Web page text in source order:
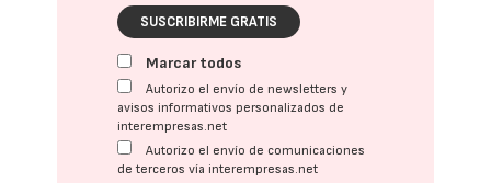
SUSCRIBIRME GRATIS
Marcar todos
Autorizo el envío de newsletters y
avisos informativos personalizados de
interempresas.net
Autorizo el envío de comunicaciones
de terceros vía interempresas.net